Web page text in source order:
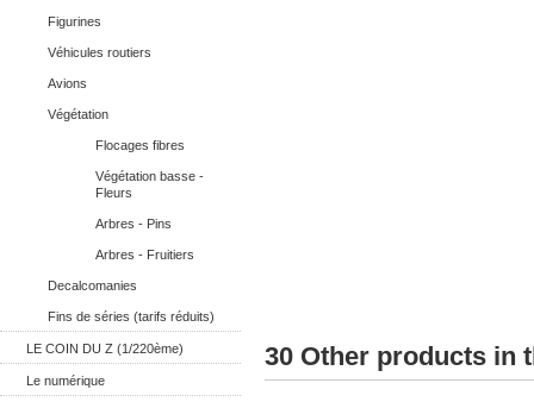
Figurines
Véhicules routiers
Avions
Végétation
Flocages fibres
Végétation basse -
Fleurs
Arbres - Pins
Arbres - Fruitiers
Decalcomanies
Fins de séries (tarifs réduits)
LE COIN DU Z (1/220ème)
Le numérique
30 Other products in